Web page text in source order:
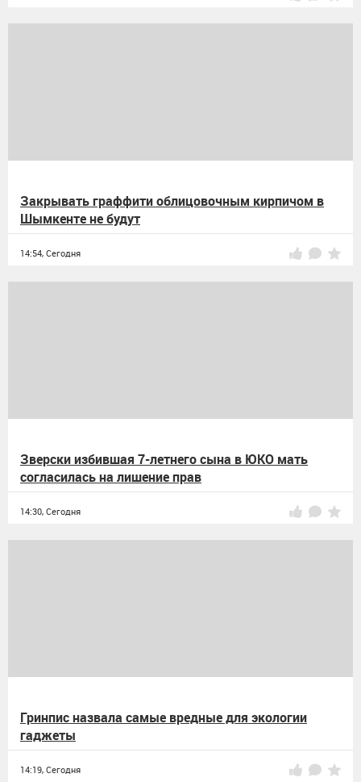
Закрывать граффити облицовочным кирпичом в
Шымкенте не будут
14:54, Сегодня
Зверски избившая 7-летнего сына в ЮКО мать
согласилась на лишение прав
14:30, Сегодня
Гринпис назвала самые вредные для экологии
гаджеты
14:19, Сегодня